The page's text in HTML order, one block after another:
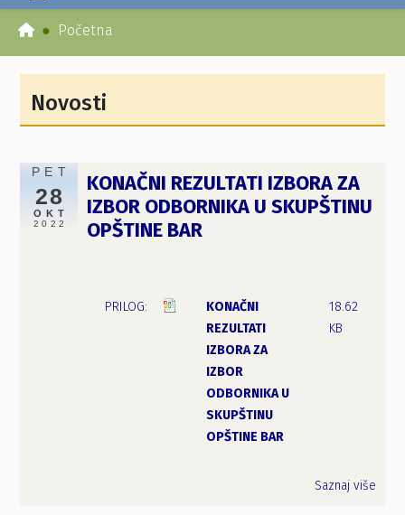
Početna
Novosti
PET
28
OKT
2022
KONAČNI REZULTATI IZBORA ZA
IZBOR ODBORNIKA U SKUPŠTINU
OPŠTINE BAR
KONAČNI
REZULTATI
IZBORA ZA
IZBOR
ODBORNIKA U
SKUPŠTINU
OPŠTINE BAR
18.62
KB
Saznaj više